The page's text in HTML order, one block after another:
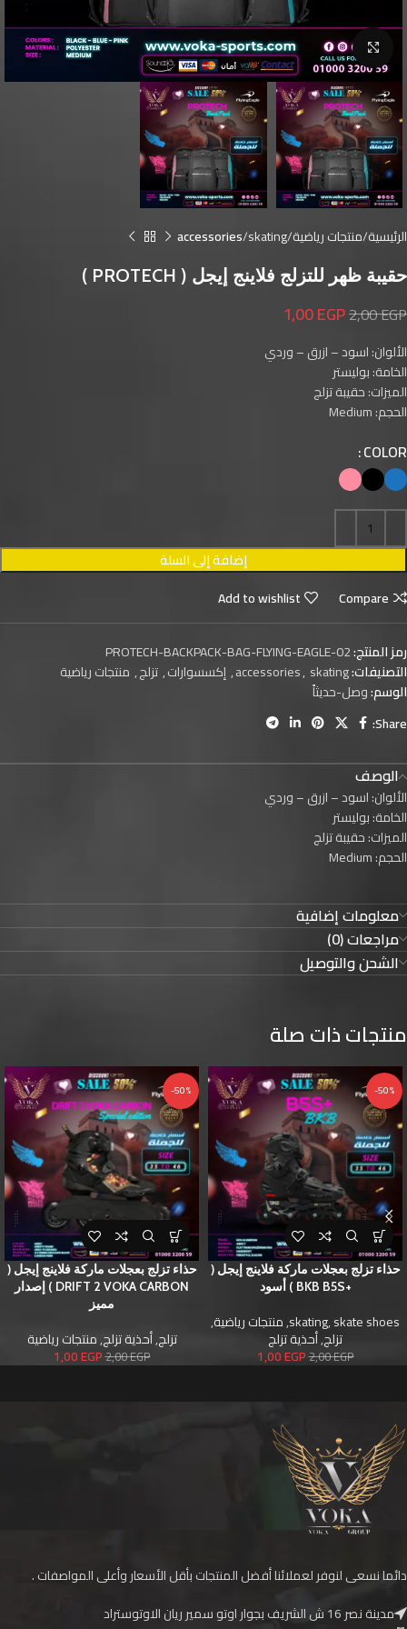
Click to enlarge
الرئيسية منتجات رياضية skating
accessories
حقيبة ظهر للتزلج فلاينج إيجل ( PROTECH )
2,00EGP
1,00EGP
الألوان: اسود – ازرق – وردي
الخامة: بوليستر
الميزات: حقيبة تزلج
الحجم: Medium
COLOR
إضافة إلى السلة
Compare
Add to wishlist
رمز المنتج:PROTECH-BACKPACK-BAG-FLYING-EAGLE-02
التصنيفات:
accessories, skating
,إكسسوارات,تزلج, منتجات رياضية
الوسم:وصل-حديثاً
Share:
الوصف
الألوان: اسود – ازرق – وردي
الخامة: بوليستر
الميزات: حقيبة تزلج
الحجم: Medium
معلومات إضافية
مراجعات (0)
الشحن والتوصيل
منتجات ذات صلة
-50%
حذاء تزلج بعجلات ماركة فلاينج إيجل (
+BKB B5S ) أسود
skating,skate shoes
,منتجات رياضية,
تزلج,أحذية تزلج
2,00EGP
1,00EGP
-50%
حذاء تزلج بعجلات ماركة فلاينج إيجل (
DRIFT 2 VOKA CARBON ) إصدار
مميز
تزلج,أحذية تزلج,منتجات رياضية
2,00EGP
1,00EGP
دائما نسعى لنوفر لعملائنا أفضل المنتجات بأقل الأسعار وأعلى المواصفات .
مدينة نصر 16 ش الشريف بجوار اوتو سمير ريان الاوتوستراد